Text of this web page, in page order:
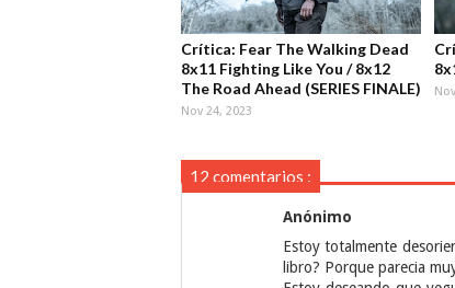
Crítica: Fear The Walking Dead
8x11 Fighting Like You / 8x12
The Road Ahead (SERIES FINALE)
Nov 24, 2023
12 comentarios :
Anónimo
Estoy totalmente
libro? Porque parecia